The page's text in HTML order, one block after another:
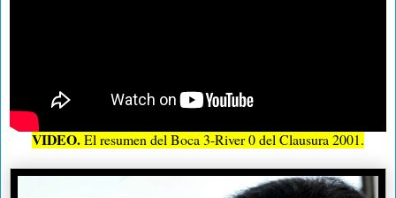
VIDEO.El resumen del Boca 3-River 0 del Clausura 2001.